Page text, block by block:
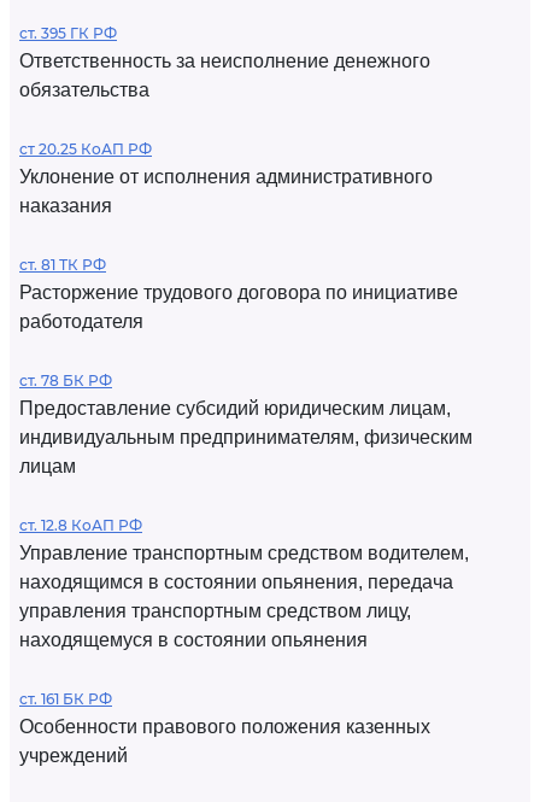
ст. 395 ГК РФ
Ответственность за неисполнение денежного
обязательства
ст 20.25 КоАП РФ
Уклонение от исполнения административного
наказания
ст. 81 ТК РФ
Расторжение трудового договора по инициативе
работодателя
ст. 78 БК РФ
Предоставление субсидий юридическим лицам,
индивидуальным предпринимателям, физическим
лицам
ст. 12.8 КоАП РФ
Управление транспортным средством водителем,
находящимся в состоянии опьянения, передача
управления транспортным средством лицу,
находящемуся в состоянии опьянения
ст. 161 БК РФ
Особенности правового положения казенных
учреждений